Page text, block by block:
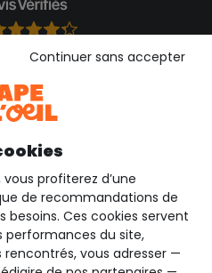
de confiance
application
application
vous profiterez d’une
de recommandations de
besoins. Ces cookies servent
performances du site,
vous adresser —
Continuer sans accepter